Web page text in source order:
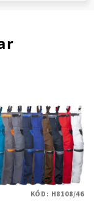
KÓD: H8108/46